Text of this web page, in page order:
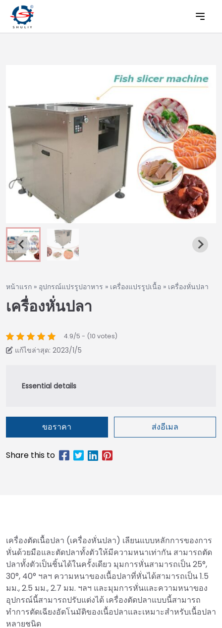
หน้าแรก » อุปกรณ์แปรรูปอาหาร » เครื่องแปรรูปเนื้อ » เครื่องหั่นปลา
เครื่องหั่นปลา
4.9/5 - (10 votes)
แก้ไขล่าสุด: 2023/1/5
ขอราคา ส่งอีเมล
เครื่องตัดเนื้อปลา (เครื่องหั่นปลา) เลียนแบบหลักการของการ
หั่นด้วยมือและตัดปลาทั้งตัวให้มีความหนาเท่ากัน สามารถตัด
ปลาทั้งตัวเป็นชิ้นได้ในครั้งเดียว มุมการหั่นสามารถเป็น 25°,
30°, 40° ฯลฯ ความหนาของเนื้อปลาที่หั่นได้สามารถเป็น 1.5
มม., 2.5 มม., 2.7 มม. ฯลฯ และมุมการหั่นและความหนาของ
อุปกรณ์นี้สามารถปรับแต่งได้ เครื่องตัดปลาแบบนี้สามารถ
ทำการตัดเฉียงอัตโนมัติของเนื้อปลาและเหมาะสำหรับเนื้อปลา
หลายชนิด